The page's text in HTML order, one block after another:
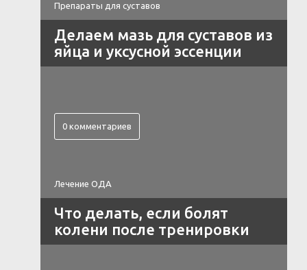
Препараты для суставов
Делаем мазь для суставов из
яйца и уксусной эссенции
0 комментариев
Лечение ОДА
Что делать, если болят
колени после тренировки